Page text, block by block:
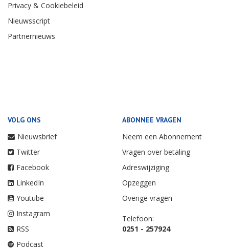
Privacy & Cookiebeleid
Nieuwsscript
Partnernieuws
VOLG ONS
Nieuwsbrief
Twitter
Facebook
LinkedIn
Youtube
Instagram
RSS
Podcast
ABONNEE VRAGEN
Neem een Abonnement
Vragen over betaling
Adreswijziging
Opzeggen
Overige vragen
Telefoon:
0251 - 257924